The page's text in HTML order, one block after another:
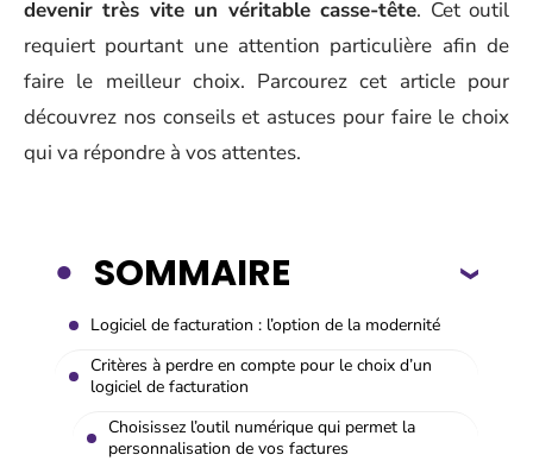
devenir très vite un véritable casse-tête. Cet outil
requiert pourtant une attention particulière afin de
faire le meilleur choix. Parcourez cet article pour
découvrez nos conseils et astuces pour faire le choix
qui va répondre à vos attentes.
SOMMAIRE
Logiciel de facturation : l’option de la modernité
Critères à perdre en compte pour le choix d’un
logiciel de facturation
Choisissez l’outil numérique qui permet la
personnalisation de vos factures